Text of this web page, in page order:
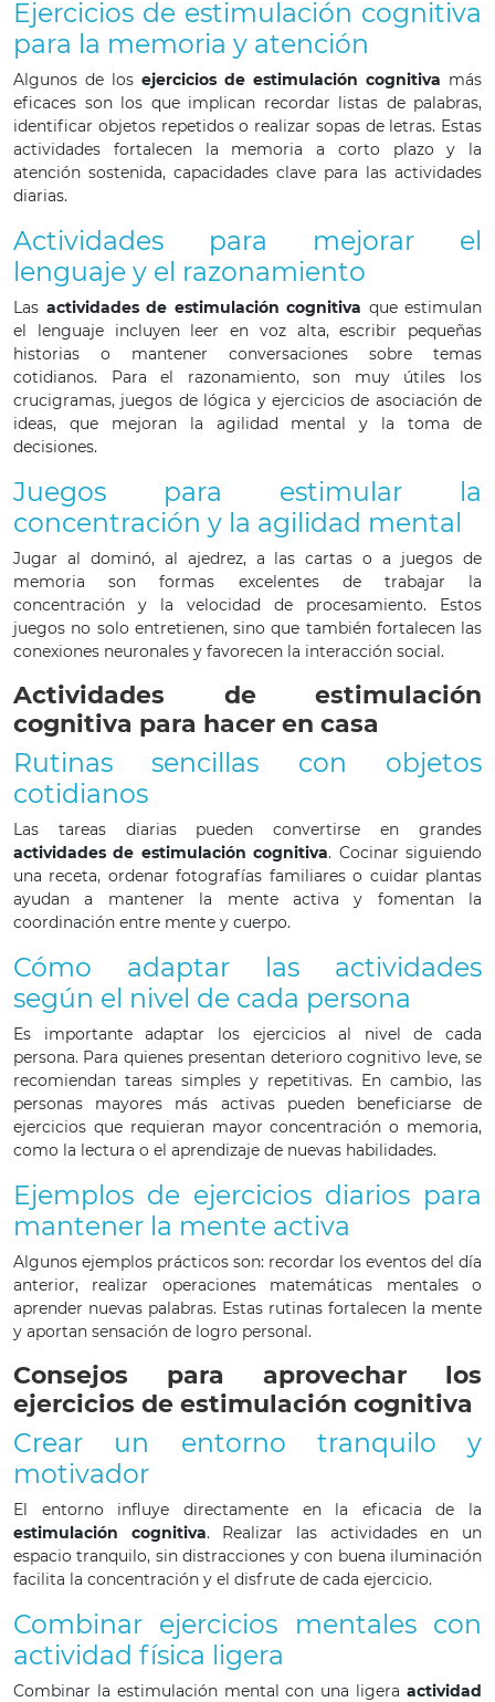
Ejercicios de estimulación cognitiva
para la memoria y atención
Algunos de los ejercicios de estimulación cognitiva más
eficaces son los que implican recordar listas de palabras,
identificar objetos repetidos o realizar sopas de letras. Estas
actividades fortalecen la memoria a corto plazo y la
atención sostenida, capacidades clave para las actividades
diarias.
Actividades para mejorar el
lenguaje y el razonamiento
Las actividades de estimulación cognitiva que estimulan
el lenguaje incluyen leer en voz alta, escribir pequeñas
historias o mantener conversaciones sobre temas
cotidianos. Para el razonamiento, son muy útiles los
crucigramas, juegos de lógica y ejercicios de asociación de
ideas, que mejoran la agilidad mental y la toma de
decisiones.
Juegos para estimular la
concentración y la agilidad mental
Jugar al dominó, al ajedrez, a las cartas o a juegos de
memoria son formas excelentes de trabajar la
concentración y la velocidad de procesamiento. Estos
juegos no solo entretienen, sino que también fortalecen las
conexiones neuronales y favorecen la interacción social.
Actividades de estimulación
cognitiva para hacer en casa
Rutinas sencillas con objetos
cotidianos
Las tareas diarias pueden convertirse en grandes
actividades de estimulación cognitiva. Cocinar siguiendo
una receta, ordenar fotografías familiares o cuidar plantas
ayudan a mantener la mente activa y fomentan la
coordinación entre mente y cuerpo.
Cómo adaptar las actividades
según el nivel de cada persona
Es importante adaptar los ejercicios al nivel de cada
persona. Para quienes presentan deterioro cognitivo leve, se
recomiendan tareas simples y repetitivas. En cambio, las
personas mayores más activas pueden beneficiarse de
ejercicios que requieran mayor concentración o memoria,
como la lectura o el aprendizaje de nuevas habilidades.
Ejemplos de ejercicios diarios para
mantener la mente activa
Algunos ejemplos prácticos son: recordar los eventos del día
anterior, realizar operaciones matemáticas mentales o
aprender nuevas palabras. Estas rutinas fortalecen la mente
y aportan sensación de logro personal.
Consejos para aprovechar los
ejercicios de estimulación cognitiva
Crear un entorno tranquilo y
motivador
El entorno influye directamente en la eficacia de la
estimulación cognitiva. Realizar las actividades en un
espacio tranquilo, sin distracciones y con buena iluminación
facilita la concentración y el disfrute de cada ejercicio.
Combinar ejercicios mentales con
actividad física ligera
Combinar la estimulación mental con una ligera actividad